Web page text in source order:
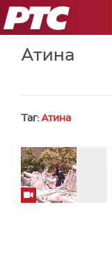
РТС
Атина
Таг:Атина